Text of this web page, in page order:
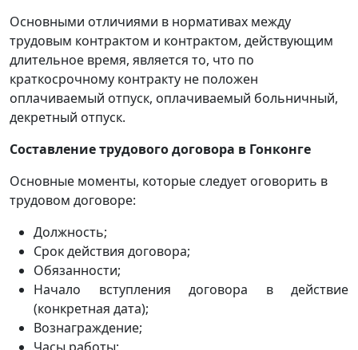
Основными отличиями в нормативах между
трудовым контрактом и контрактом, действующим
длительное время, является то, что по
краткосрочному контракту не положен
оплачиваемый отпуск, оплачиваемый больничный,
декретный отпуск.
Составление трудового договора в Гонконге
Основные моменты, которые следует оговорить в
трудовом договоре:
Должность;
Срок действия договора;
Обязанности;
Начало вступления договора в действие
(конкретная дата);
Вознаграждение;